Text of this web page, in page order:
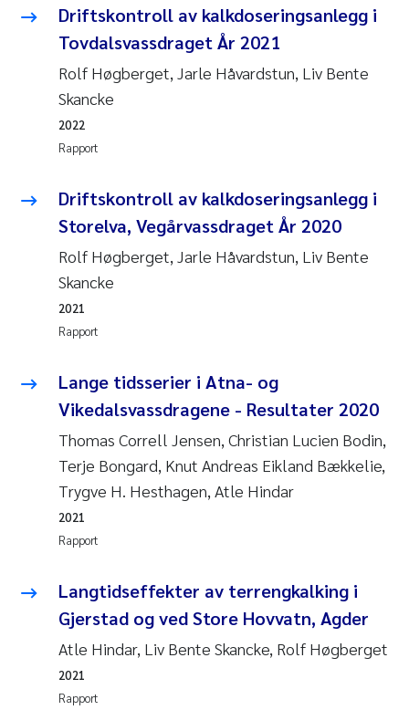
Driftskontroll av kalkdoseringsanlegg i
Tovdalsvassdraget År 2021
Rolf Høgberget, Jarle Håvardstun, Liv Bente
Skancke
Rapport
2022
Driftskontroll av kalkdoseringsanlegg i
Storelva, Vegårvassdraget År 2020
Rolf Høgberget, Jarle Håvardstun, Liv Bente
Skancke
Rapport
2021
Lange tidsserier i Atna- og
Vikedalsvassdragene - Resultater 2020
Thomas Correll Jensen, Christian Lucien Bodin,
Terje Bongard, Knut Andreas Eikland Bækkelie,
Trygve H. Hesthagen, Atle Hindar
Rapport
2021
Langtidseffekter av terrengkalking i
Gjerstad og ved Store Hovvatn, Agder
Atle Hindar, Liv Bente Skancke, Rolf Høgberget
Rapport
2021